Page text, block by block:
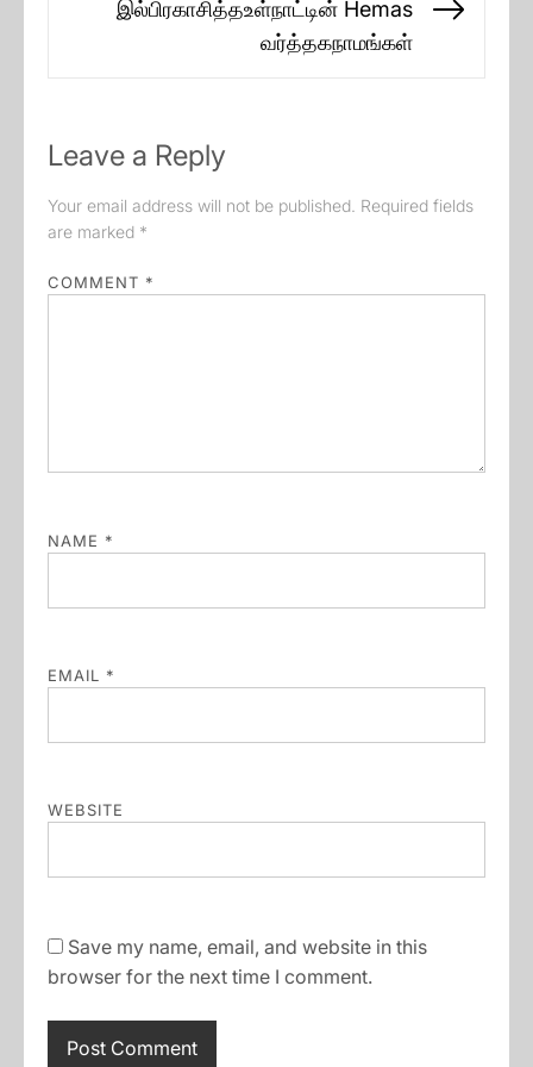
இல்பிரகாசித்தஉள்நாட்டின் Hemas
வர்த்தகநாமங்கள்
Leave a Reply
Your email address will not be published. Required fields
are marked *
COMMENT *
NAME *
EMAIL *
WEBSITE
Save my name, email, and website in this
browser for the next time I comment.